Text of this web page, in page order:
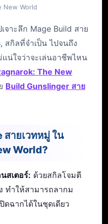
New World
จาะลึก Mage Build สาย
สกิลที่จำเป็น ไปจนถึง
แน่ใจว่าจะเล่นอาชีพไหน
The New
Build Gunslinger สาย
สายเวทหมู่ ใน
World?
สเตอร์: ด้วยสกิลโจมตี
ทำให้สามารถลากม
ดฉากได้ในชุดเดียว